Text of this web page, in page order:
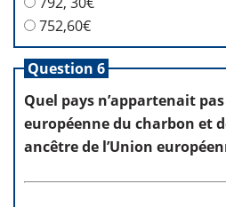
752,60€
Question 6
Quel pays n’appartenait
européenne du charbon et
ancêtre de l’Union